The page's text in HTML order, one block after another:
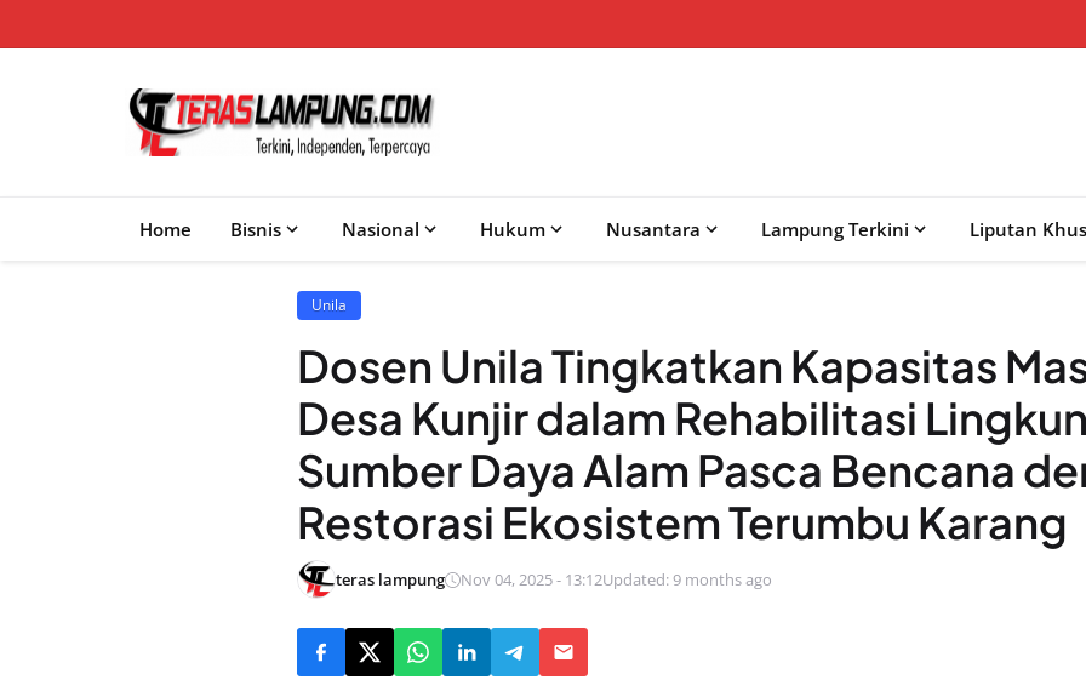
Home Bisnis Nasional Hukum Nusantara Lampung Terkini Liputan
Unila
Dosen Unila Tingkatkan Kapasitas
Desa Kunjir dalam Rehabilitasi
Sumber Daya Alam Pasca Bencana
Restorasi Ekosistem Terumbu Karang
teras lampung Nov 04, 2025 - 13:12Updated: 9 months ago